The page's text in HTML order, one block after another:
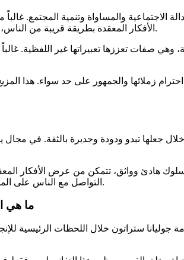
الاجتماعية والمساواة وتنمية المجتمع.
الأفكار المعقدة بطريقة قريبة من الناس، مما يساعد في سد الفجوة بين السياسة والجمهور.
صفات تعززها تعبيراتها غير اللفظية.
احترام زملائها والجمهور على حد سواء. هذا
جعلها تبدو ودودة وجديرة بالثقة. في مجال
هادئ وواثق، تتمكن من عرض الأفكار
التواصل مع الناس على المستويين الفكري والعاطفي جانباً رئيسياً من قيادتها.
ما هي
ستراتون خلال اللحظات الرئيسية